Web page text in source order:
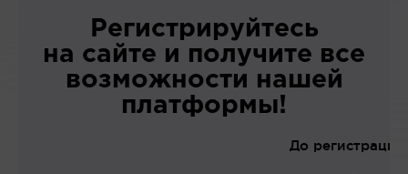
Регистрируйтесь
на сайте и получите все
возможности нашей
платформы!
До регистрации